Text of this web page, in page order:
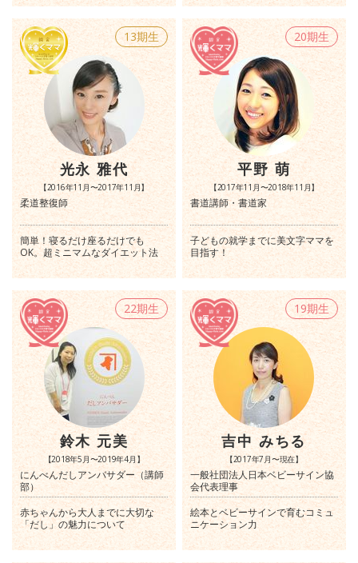
13期生
光永 雅代
【2016年11月〜2017年11月】
柔道整復師
簡単！寝るだけ座るだけでも
OK。超ミニマムなダイエット法
20期生
平野 萌
【2017年11月〜2018年11月】
書道講師・書道家
子どもの就学までに美文字ママを
目指す！
22期生
鈴木 元美
【2018年5月〜2019年4月】
にんべんだしアンバサダー（講師
部）
赤ちゃんから大人までに大切な
「だし」の魅力について
19期生
吉中 みちる
【2017年7月〜現在】
一般社団法人日本ベビーサイン協
会代表理事
絵本とベビーサインで育むコミュ
ニケーション力